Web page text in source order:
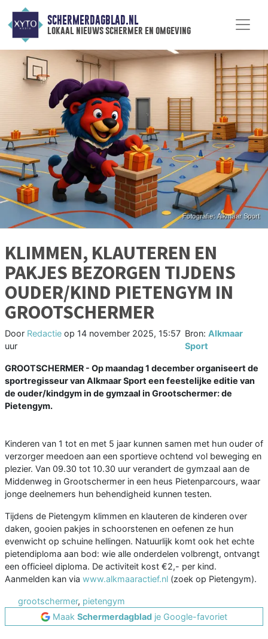
SCHERMERDAGBLAD.NL
lokaal nieuws schermer en omgeving
KLIMMEN, KLAUTEREN EN
PAKJES BEZORGEN TIJDENS
OUDER/KIND PIETENGYM IN
GROOTSCHERMER
Door Redactie op 14 november 2025, 15:57
uur
Bron: Alkmaar
Sport
GROOTSCHERMER - Op maandag 1 december organiseert de
sportregisseur van Alkmaar Sport een feestelijke editie van
de ouder/kindgym in de gymzaal in Grootschermer: de
Pietengym.
Kinderen van 1 tot en met 5 jaar kunnen samen met hun ouder of
verzorger meedoen aan een sportieve ochtend vol beweging en
plezier. Van 09.30 tot 10.30 uur verandert de gymzaal aan de
Middenweg in Grootschermer in een heus Pietenparcours, waar
jonge deelnemers hun behendigheid kunnen testen.
Tijdens de Pietengym klimmen en klauteren de kinderen over
daken, gooien pakjes in schoorstenen en oefenen ze hun
evenwicht op schuine hellingen. Natuurlijk komt ook het echte
pietendiploma aan bod: wie alle onderdelen volbrengt, ontvangt
een officieel diploma. De activiteit kost €2,- per kind.
Aanmelden kan via www.alkmaaractief.nl (zoek op Pietengym).
grootschermer, pietengym
Maak Schermerdagblad je Google-favoriet